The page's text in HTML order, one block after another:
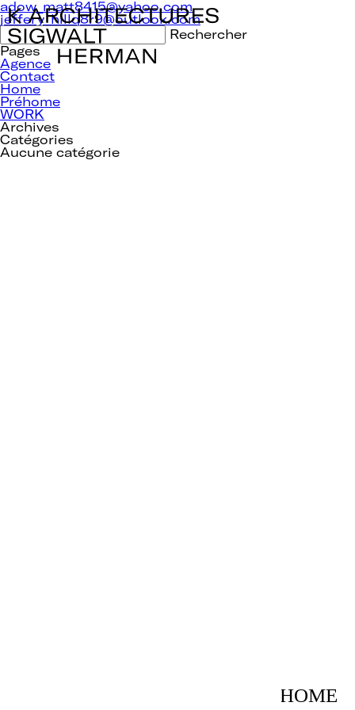
Navigation
de
l’article
adow_matt8415@yahoo.com
jeffery_hillq8r9@outlook.com
Rechercher :
Pages
Agence
Contact
Home
Préhome
WORK
Archives
Catégories
Aucune catégorie